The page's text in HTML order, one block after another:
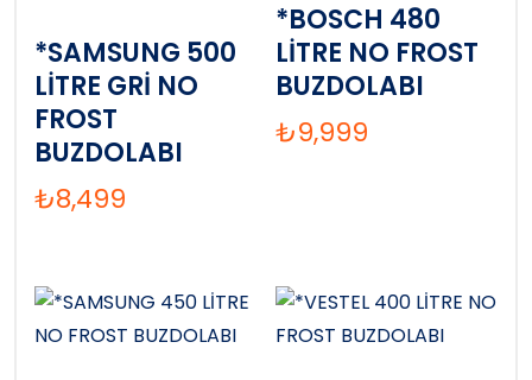
*SAMSUNG 500
LİTRE GRİ NO
FROST
BUZDOLABI
₺8,499
*BOSCH 480
LİTRE NO FROST
BUZDOLABI
₺9,999